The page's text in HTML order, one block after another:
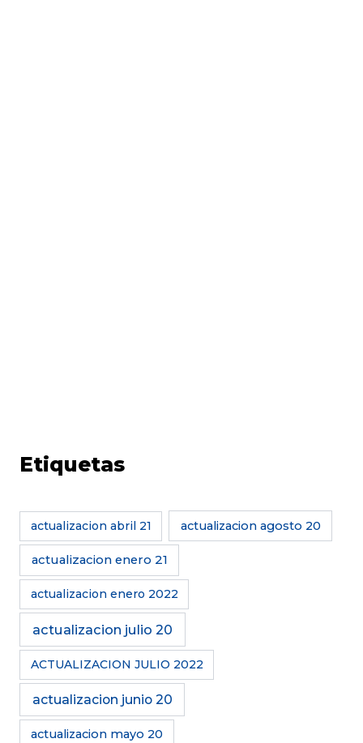
Etiquetas
actualizacion abril 21 actualizacion agosto 20
actualizacion enero 21
actualizacion enero 2022
actualizacion julio 20
ACTUALIZACION JULIO 2022
actualizacion junio 20
actualizacion mayo 20